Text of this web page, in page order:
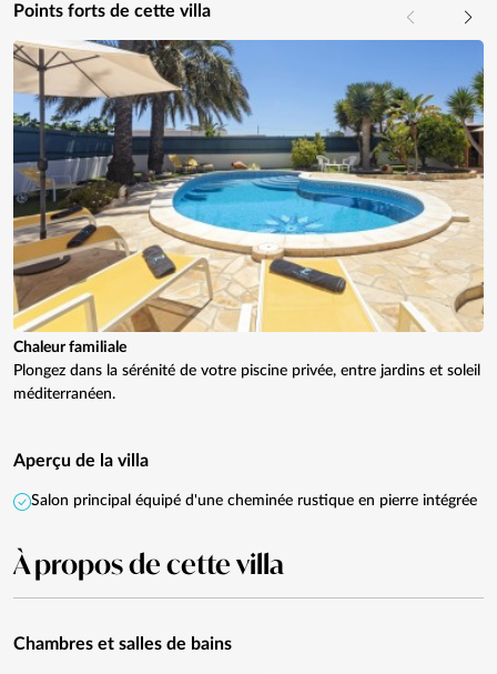
Points forts de cette villa
Chaleur familiale
Plongez dans la sérénité de votre piscine privée, entre jardins et soleil
méditerranéen.
Aperçu de la villa
Salon principal équipé d'une cheminée rustique en pierre intégrée
À propos de cette villa
Chambres et salles de bains